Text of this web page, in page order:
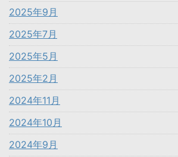
2025年9月
2025年7月
2025年5月
2025年2月
2024年11月
2024年10月
2024年9月